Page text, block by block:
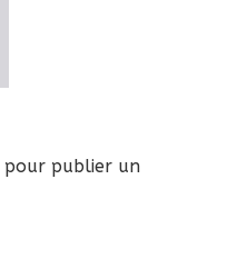
pour publier un